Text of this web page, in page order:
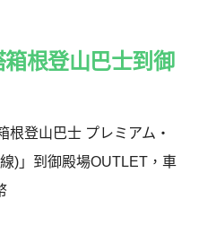
根登山巴士到御
根登山巴士 プレミアム・
)」到御殿場OUTLET，車